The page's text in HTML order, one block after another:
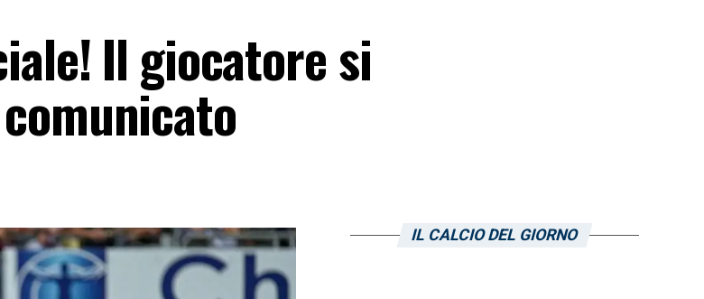
Il giocatore si
IL CALCIO DEL GIORNO